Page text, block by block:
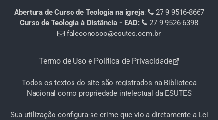
Abertura de Curso de Teologia na igreja:
27 9 9516-8667
Curso de Teologia à Distância - EAD:
27 9 9526-6398
faleconosco@esutes.com.br
Termo de Uso e Política de Privacidade
Todos os textos do site são registrados na Biblioteca
Nacional como propriedade intelectual da ESUTES
Sua utilização configura-se crime que viola diretamente a Lei